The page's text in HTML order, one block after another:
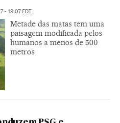
- 19:07 EDT
Metade das matas tem uma
paisagem modificada pelos
humanos a menos de 500
metros